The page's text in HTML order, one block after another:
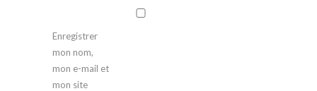
Enregistrer
mon nom,
mon e-mail et
mon site